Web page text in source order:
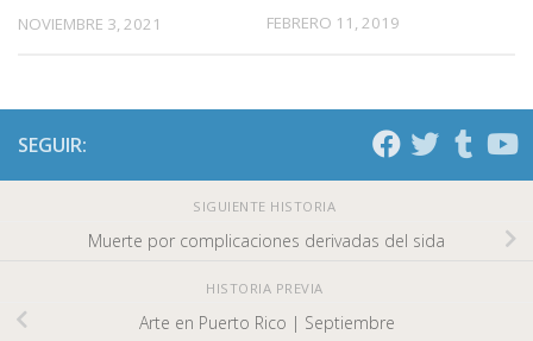
NOVIEMBRE 3, 2021 FEBRERO 11, 2019
SEGUIR:
SIGUIENTE HISTORIA
Muerte por complicaciones derivadas del sida
HISTORIA PREVIA
Arte en Puerto Rico | Septiembre